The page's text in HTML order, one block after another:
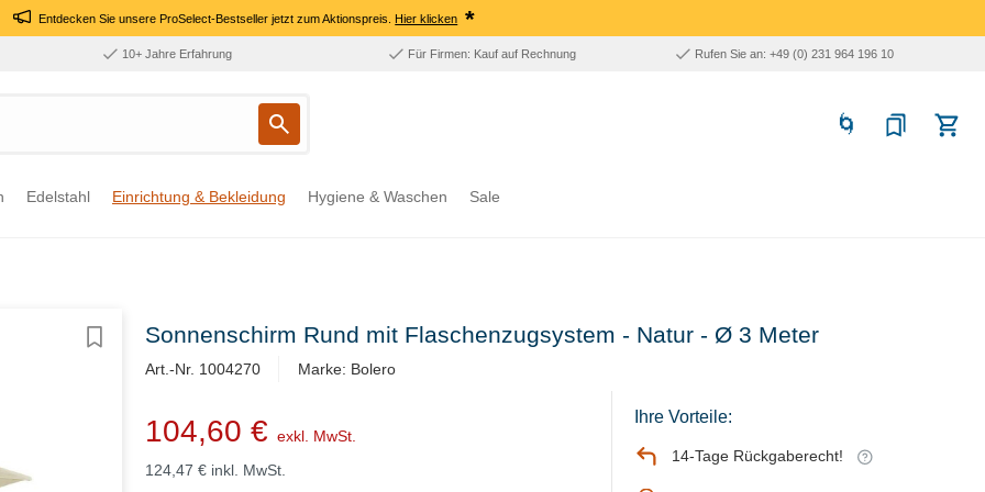
Entdecken Sie unsere ProSelect-Bestseller jetzt zum Aktionspreis.Hier klicken *
10+ Jahre Erfahrung Für Firmen: Kauf auf Rechnung Rufen Sie an: +49 (0) 231 964 196 10
Edelstahl Einrichtung & Bekleidung Hygiene & Waschen Sale
Sonnenschirm Rund mit Flaschenzugsystem - Natur - Ø 3 Meter
Art.-Nr. 1004270 Marke: Bolero
104,60 € exkl. MwSt.
124,47 € inkl. MwSt.
Ihre Vorteile:
14-Tage Rückgaberecht!